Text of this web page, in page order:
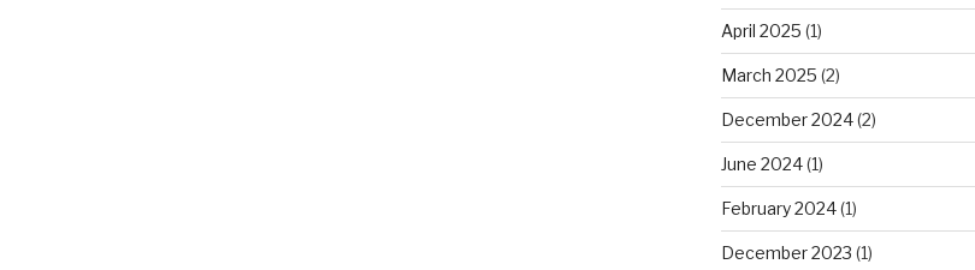
April 2025 (1)
March 2025 (2)
December 2024(2)
June 2024(1)
February 2024(1)
December 2023 (1)